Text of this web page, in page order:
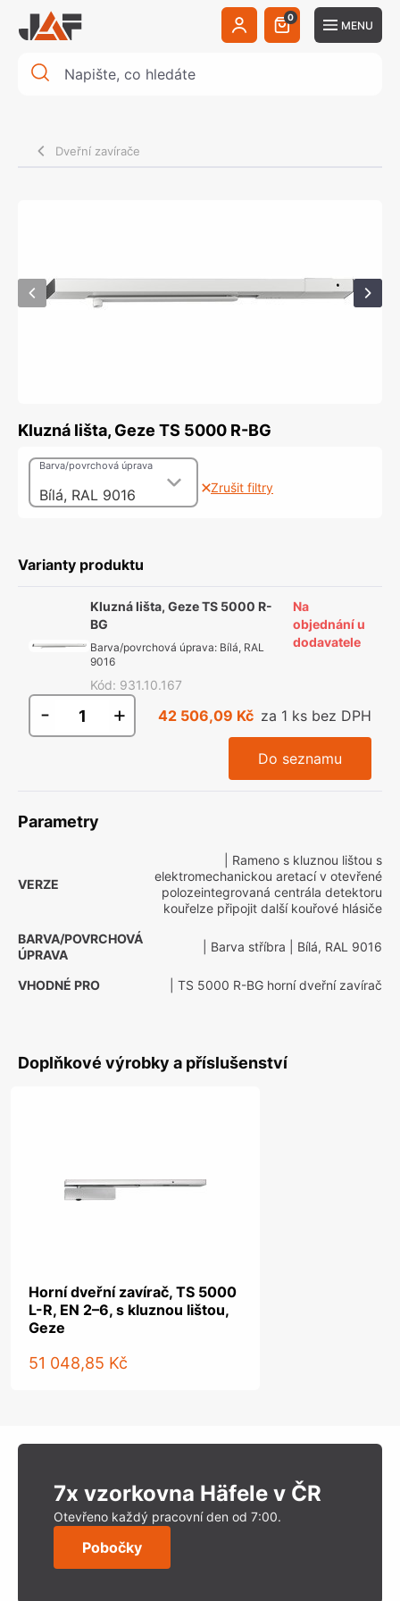
0
MENU
Dveřní zavírače
Kluzná lišta, Geze TS 5000 R-BG
Bílá, RAL 9016
Barva/povrchová úprava
Zrušit filtry
Varianty produktu
Kluzná lišta, Geze TS 5000 R-
BG
Barva/povrchová úprava: Bílá, RAL
9016
Kód: 931.10.167
Na
objednání u
dodavatele
- + 42 506,09 Kč za 1 ks bez DPH
Do seznamu
Parametry
VERZE
| Rameno s kluznou lištou s
elektromechanickou aretací v otevřené
polozeintegrovaná centrála detektoru
kouřelze připojit další kouřové hlásiče
BARVA/POVRCHOVÁ
ÚPRAVA
| Barva stříbra | Bílá, RAL 9016
VHODNÉ PRO | TS 5000 R-BG horní dveřní zavírač
Doplňkové výrobky a příslušenství
Horní dveřní zavírač, TS 5000
L-R, EN 2–6, s kluznou lištou,
Geze
51 048,85 Kč
7x vzorkovna Häfele v ČR
Otevřeno každý pracovní den od 7:00.
Pobočky